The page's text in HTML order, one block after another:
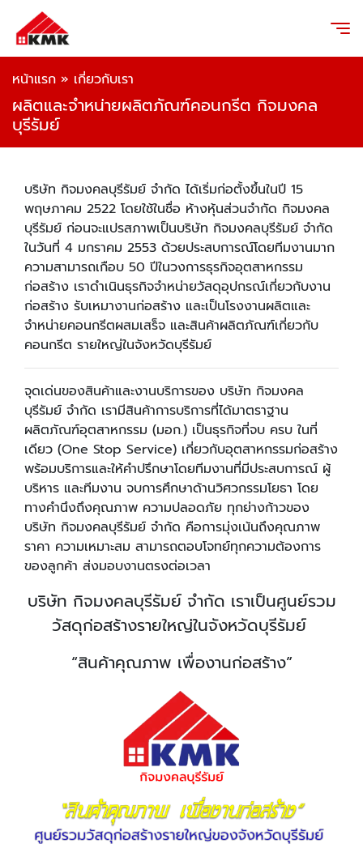
หน้าแรก » เกี่ยวกับเรา
ผลิตและจำหน่ายผลิตภัณฑ์คอนกรีต กิจมงคล
บุรีรัมย์
บริษัท กิจมงคลบุรีรัมย์ จำกัด ได้เริ่มก่อตั้งขึ้นในปี 15
พฤษภาคม 2522 โดยใช้ในชื่อ ห้างหุ้นส่วนจำกัด กิจมงคล
บุรีรัมย์ ก่อนจะแปรสภาพเป็นบริษัท กิจมงคลบุรีรัมย์ จำกัด
ในวันที่ 4 มกราคม 2553 ด้วยประสบการณ์โดยทีมงานมาก
ความสามารถเกือบ 50 ปีในวงการธุรกิจอุตสาหกรรม
ก่อสร้าง เราดำเนินธุรกิจจำหน่ายวัสดุอุปกรณ์เกี่ยวกับงาน
ก่อสร้าง รับเหมางานก่อสร้าง และเป็นโรงงานผลิตและ
จำหน่ายคอนกรีตผสมเสร็จ และสินค้าผลิตภัณฑ์เกี่ยวกับ
คอนกรีต รายใหญ่ในจังหวัดบุรีรัมย์
จุดเด่นของสินค้าและงานบริการของ บริษัท กิจมงคล
บุรีรัมย์ จำกัด เรามีสินค้าการบริการที่ได้มาตราฐาน
ผลิตภัณฑ์อุตสาหกรรม (มอก.) เป็นธุรกิจที่จบ ครบ ในที่
เดียว (One Stop Service) เกี่ยวกับอุตสาหกรรมก่อสร้าง
พร้อมบริการและให้คำปรึกษาโดยทีมงานที่มีประสบการณ์ ผู้
บริหาร และทีมงาน จบการศึกษาด้านวิศวกรรมโยธา โดย
ทางคำนึงถึงคุณภาพ ความปลอดภัย ทุกย่างก้าวของ
บริษัท กิจมงคลบุรีรัมย์ จำกัด คือการมุ่งเน้นถึงคุณภาพ
ราคา ความเหมาะสม สามารถตอบโจทย์ทุกความต้องการ
ของลูกค้า ส่งมอบงานตรงต่อเวลา
บริษัท กิจมงคลบุรีรัมย์ จำกัด เราเป็นศูนย์รวม
วัสดุก่อสร้างรายใหญ่ในจังหวัดบุรีรัมย์
“สินค้าคุณภาพ เพื่องานก่อสร้าง”